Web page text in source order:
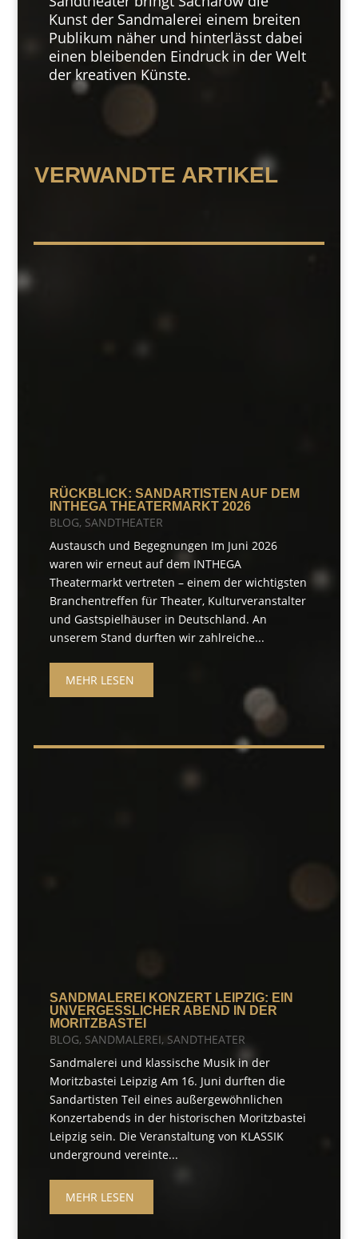
Kunst der Sandmalerei einem breiten
Publikum näher und hinterlässt dabei
einen bleibenden Eindruck in der Welt
der kreativen Künste.
VERWANDTE ARTIKEL
RÜCKBLICK: SANDARTISTEN AUF DEM
INTHEGA THEATERMARKT 2026
BLOG, SANDTHEATER
Austausch und Begegnungen Im Juni 2026
waren wir erneut auf dem INTHEGA
Theatermarkt vertreten – einem der wichtigsten
Branchentreffen für Theater, Kulturveranstalter
und Gastspielhäuser in Deutschland. An
unserem Stand durften wir zahlreiche...
MEHR LESEN
SANDMALEREI KONZERT LEIPZIG: EIN
UNVERGESSLICHER ABEND IN DER
MORITZBASTEI
BLOG, SANDMALEREI, SANDTHEATER
Sandmalerei und klassische Musik in der
Moritzbastei Leipzig Am 16. Juni durften die
Sandartisten Teil eines außergewöhnlichen
Konzertabends in der historischen Moritzbastei
Leipzig sein. Die Veranstaltung von KLASSIK
underground vereinte...
MEHR LESEN